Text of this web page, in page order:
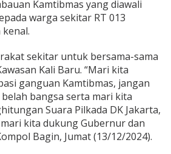
Kamtibmas yang diawali
warga sekitar RT 013
sekitar untuk bersama-sama
Kali Baru. “Mari kita
ganguan Kamtibmas, jangan
bangsa serta mari kita
Suara Pilkada DK Jakarta,
kita dukung Gubernur dan
Bagin, Jumat (13/12/2024).